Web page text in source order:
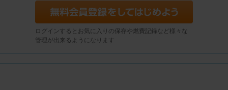
ログインするとお気に入りの保存や燃費記録など様々な
管理が出来るようになります